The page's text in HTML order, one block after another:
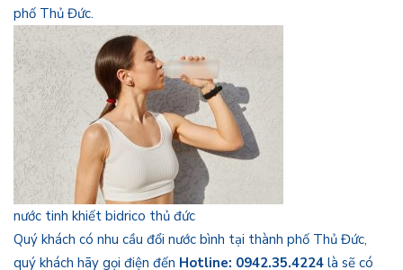
phố Thủ Đức.
nước tinh khiết bidrico thủ đức
Quý khách có nhu cầu đổi nước bình tại thành phố Thủ Đức,
quý khách hãy gọi điện đến Hotline: 0942.35.4224 là sẽ có